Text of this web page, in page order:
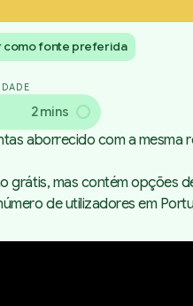
como fonte preferida
2 mins
aborrecido com a mesma
grátis, mas contém opções
de utilizadores em